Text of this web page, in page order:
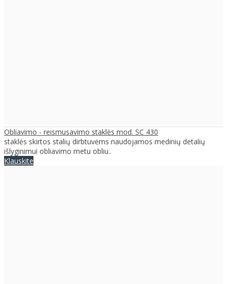
Obliavimo - reismusavimo staklės mod. SC 430
staklės skirtos stalių dirbtuvėms naudojamos medinių detalių
išlyginimui obliavimo metu obliu..
Klauskite